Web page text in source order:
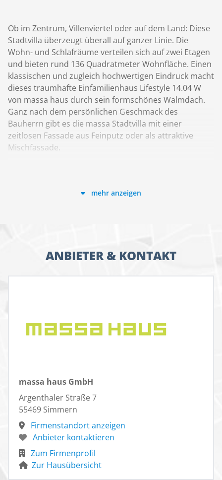
Ob im Zentrum, Villenviertel oder auf dem Land: Diese
Stadtvilla überzeugt überall auf ganzer Linie. Die
Wohn- und Schlafräume verteilen sich auf zwei Etagen
und bieten rund 136 Quadratmeter Wohnfläche. Einen
klassischen und zugleich hochwertigen Eindruck macht
dieses traumhafte Einfamilienhaus Lifestyle 14.04 W
von massa haus durch sein formschönes Walmdach.
Ganz nach dem persönlichen Geschmack des
Bauherrn gibt es die massa Stadtvilla mit einer
zeitlosen Fassade aus Feinputz oder als attraktive
Mischfassade.
schläft. Das Einfamilienhaus Lifestyle ist voll
mit Treppenauf- und -abgang. Von dort geht es
geradeaus zum Gäste-WC und in den besonders ruhig
liegenden Arbeitsbereich. Eine Glastür in den Garten
Mitte platziert, verbindet der Essplatz die offene Küche
und das Wohnzimmer. In dieser komfortablen
die fast bis zum Boden gehenden, hohen Fenster an
drei Seiten mit Tageslicht durchflutet.
Im Obergeschoss endet die Treppe auf der Galerie.
Von dieser aus geht es in die beiden Kinderzimmer
und in das große Familienbad mit Dusche, Badewanne
und WC. Der vierte Eingang führt in das
Elternschlafzimmer, von dem aus das separate
Ankleidezimmer zu erreichen ist. Sogar auf der oberen
mehr anzeigen
ANBIETER & KONTAKT
massa haus GmbH
Argenthaler Straße 7
55469 Simmern
Firmenstandort anzeigen
Anbieter kontaktieren
Zum Firmenprofil
Zur Hausübersicht